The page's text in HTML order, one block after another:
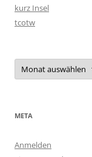
kurz Insel
tcotw
Archiv
META
Anmelden